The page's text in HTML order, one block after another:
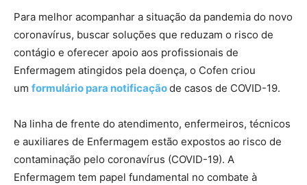
Para melhor acompanhar a situação da pandemia do novo
coronavírus, buscar soluções que reduzam o risco de
contágio e oferecer apoio aos profissionais de
Enfermagem atingidos pela doença, o Cofen criou
um formulário para notificaçãode casos de COVID-19.
Na linha de frente do atendimento, enfermeiros, técnicos
e auxiliares de Enfermagem estão expostos ao risco de
contaminação pelo coronavírus (COVID-19). A
Enfermagem tem papel fundamental no combate à